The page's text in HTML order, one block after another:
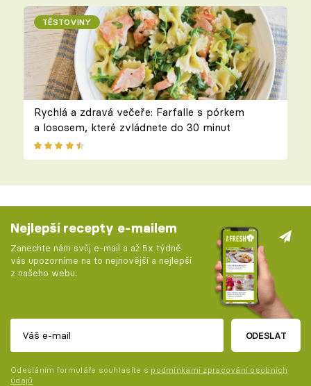
TĚSTOVINY
Rychlá a zdravá večeře: Farfalle s pórkem
a lososem, které zvládnete do 30 minut
Nejlepší recepty e-mailem
Zanechte nám svůj e-mail a až 5x týdně
vás upozorníme na to nejnovější a nejlepší
z našeho webu.
ODESLAT
Odesláním formuláře souhlasíte s podmínkami zpracování osobních
údajů